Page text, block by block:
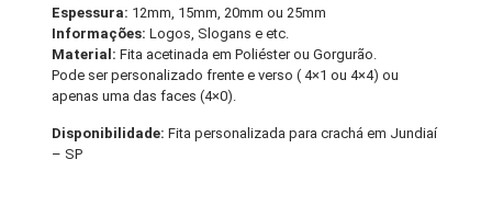
Espessura: 12mm, 15mm, 20mm ou 25mm
Informações:Logos, Slogans e etc.
Material: Fita acetinada em Poliéster ou Gorgurão.
Pode ser personalizado frente e verso ( 4×1 ou 4×4) ou
apenas uma das faces (4×0).
Disponibilidade:Fita personalizada para crachá em Jundiaí
– SP